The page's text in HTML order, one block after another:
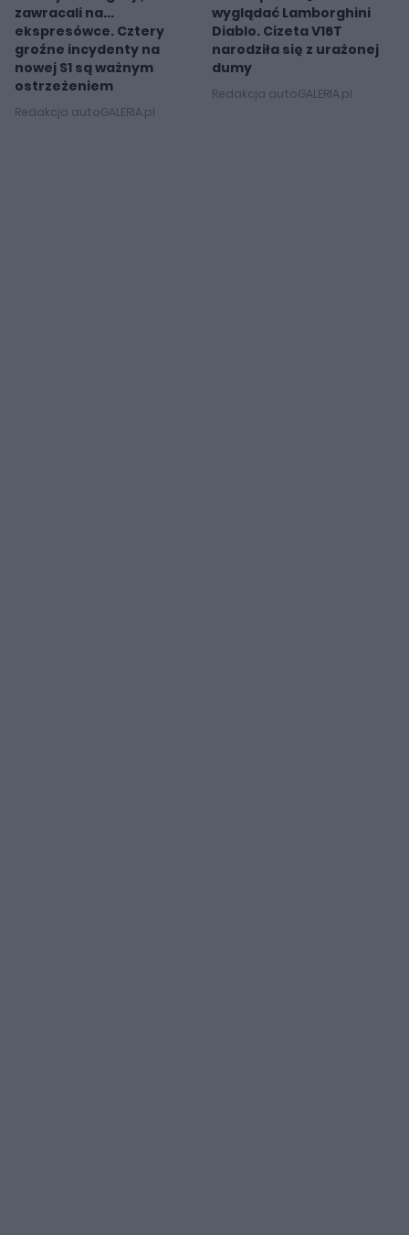
zawracali na...
ekspresówce. Cztery
groźne incydenty na
nowej S1 są ważnym
ostrzeżeniem
Redakcja autoGALERIA.pl
wyglądać Lamborghini
Diablo. Cizeta V16T
narodziła się z urażonej
dumy
Redakcja autoGALERIA.pl